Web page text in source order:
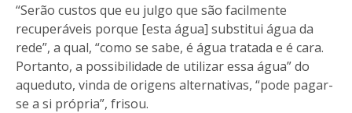
“Serão custos que eu julgo que são facilmente
recuperáveis porque [esta água] substitui água da
rede”, a qual, “como se sabe, é água tratada e é cara.
Portanto, a possibilidade de utilizar essa água” do
aqueduto, vinda de origens alternativas, “pode pagar-
se a si própria”, frisou.